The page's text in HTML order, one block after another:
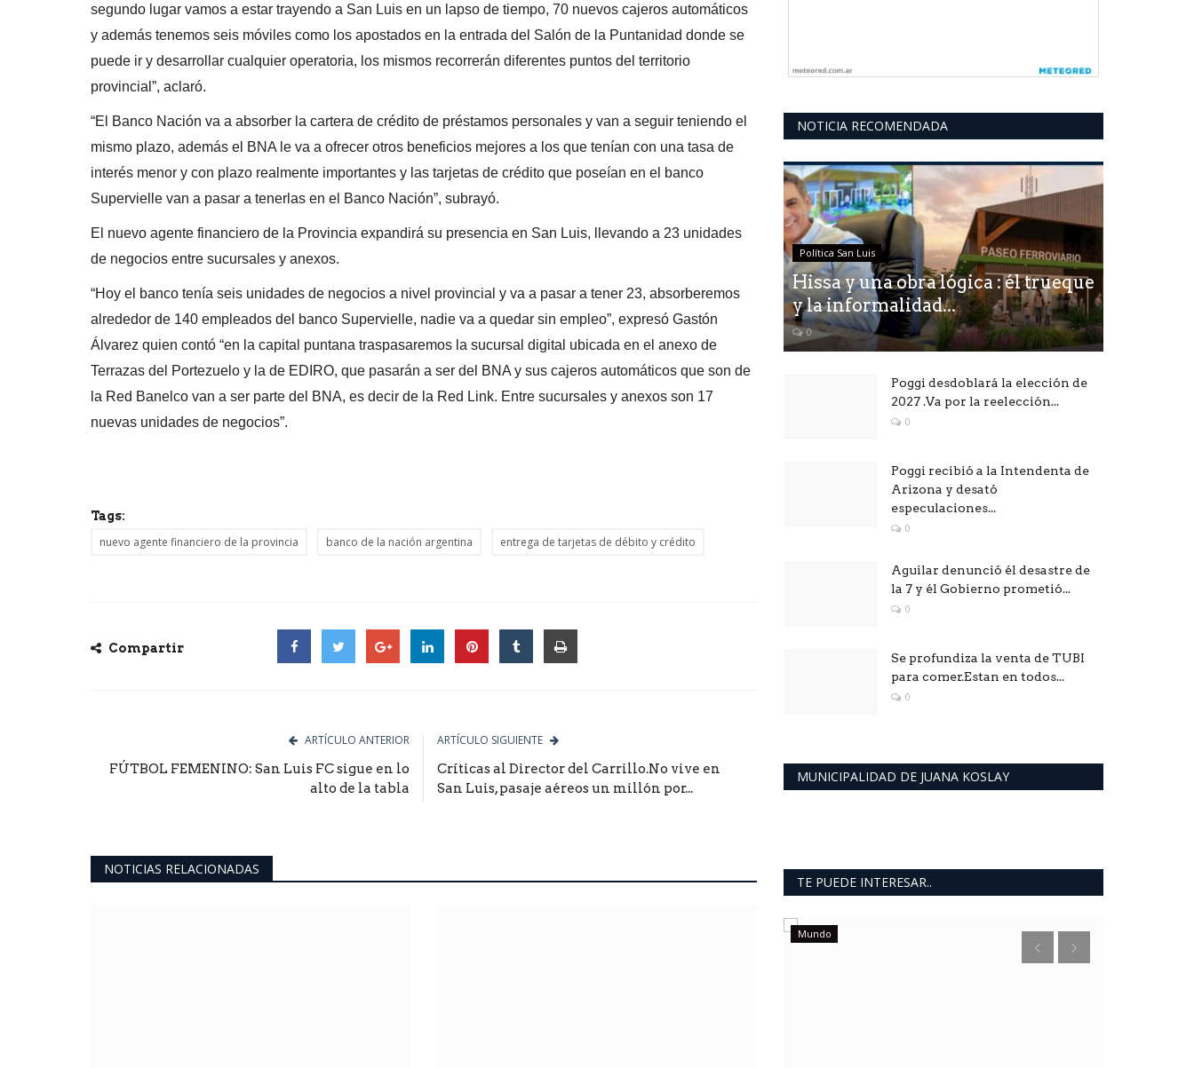
segundo lugar vamos a estar trayendo a San Luis en un lapso de tiempo, 70 nuevos cajeros automáticos
y además tenemos seis móviles como los apostados en la entrada del Salón de la Puntanidad donde se
puede ir y desarrollar cualquier operatoria, los mismos recorrerán diferentes puntos del territorio
provincial”, aclaró.
“El Banco Nación va a absorber la cartera de crédito de préstamos personales y van a seguir teniendo el
mismo plazo, además el BNA le va a ofrecer otros beneficios mejores a los que tenían con una tasa de
interés menor y con plazo realmente importantes y las tarjetas de crédito que poseían en el banco
Supervielle van a pasar a tenerlas en el Banco Nación”, subrayó.
El nuevo agente financiero de la Provincia expandirá su presencia en San Luis, llevando a 23 unidades
de negocios entre sucursales y anexos.
“Hoy el banco tenía seis unidades de negocios a nivel provincial y va a pasar a tener 23, absorberemos
alrededor de 140 empleados del banco Supervielle, nadie va a quedar sin empleo”, expresó Gastón
Álvarez quien contó “en la capital puntana traspasaremos la sucursal digital ubicada en el anexo de
Terrazas del Portezuelo y la de EDIRO, que pasarán a ser del BNA y sus cajeros automáticos que son de
la Red Banelco van a ser parte del BNA, es decir de la Red Link. Entre sucursales y anexos son 17
nuevas unidades de negocios”.
Tags:
nuevo agente financiero de la provincia banco de la nación argentina entrega de tarjetas de débito y crédito
Compartir
ARTÍCULO ANTERIOR
FÚTBOL FEMENINO: San Luis FC sigue en lo
alto de la tabla
ARTÍCULO SIGUIENTE
Críticas al Director del Carrillo.No vive en
San Luis, pasaje aéreos un millón por...
NOTICIAS RELACIONADAS
NOTICIA RECOMENDADA
Política San Luis
Hissa y una obra lógica : él trueque
y la informalidad...
0
Poggi desdoblará la elección de
2027 .Va por la reelección...
0
Poggi recibió a la Intendenta de
Arizona y desató
especulaciones...
0
Aguilar denunció él desastre de
la 7 y él Gobierno prometió...
0
Se profundiza la venta de TUBI
para comer.Estan en todos...
0
MUNICIPALIDAD DE JUANA KOSLAY
TE PUEDE INTERESAR..
Mundo